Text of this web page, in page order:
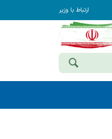
ارتباط با وزیر